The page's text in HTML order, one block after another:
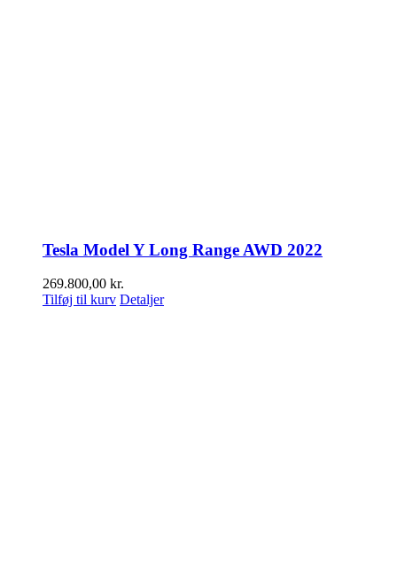
Tesla Model Y Long Range AWD 2022
269.800,00 kr.
Tilføj til kurv Detaljer